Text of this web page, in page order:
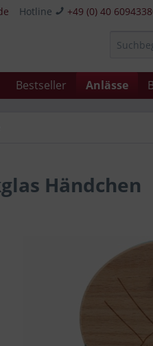
Hotline +49 (0) 40
Bestseller Anlässe
Händchen